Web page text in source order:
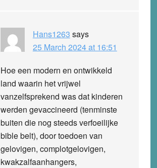
Hans1263 says
25 March 2024 at 16:51
Hoe een modern en ontwikkeld
land waarin het vrijwel
vanzelfsprekend was dat kinderen
werden gevaccineerd (tenminste
buiten die nog steeds verfoeilijke
bible belt), door toedoen van
gelovigen, complotgelovigen,
kwakzalfaanhangers,